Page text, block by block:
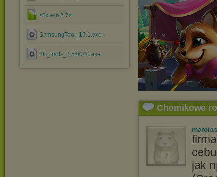
z3x win 7.7z
SamsungTool_19.1.exe
2G_tools_3.5.0040.exe
Chomikowe
jak